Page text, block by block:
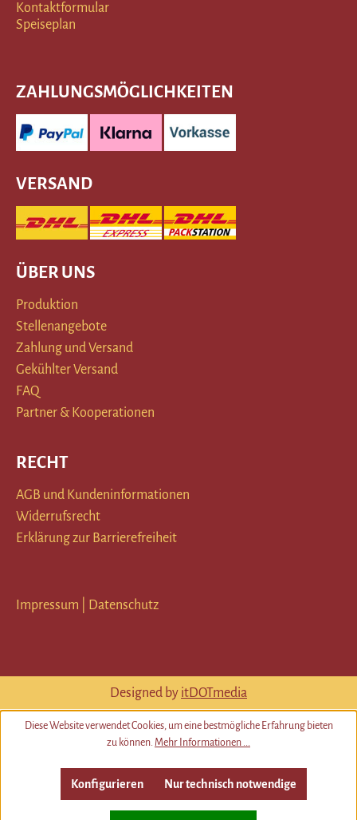
Kontaktformular
Speiseplan
ZAHLUNGSMÖGLICHKEITEN
VERSAND
ÜBER UNS
Produktion
Stellenangebote
Zahlung und Versand
Gekühlter Versand
FAQ
Partner & Kooperationen
RECHT
AGB und Kundeninformationen
Widerrufsrecht
Erklärung zur Barrierefreiheit
Impressum Datenschutz
Designed by itDOTmedia
Diese Website verwendet Cookies, um eine bestmögliche Erfahrung bieten
zu können. Mehr Informationen ...
Nur technisch notwendige
Konfigurieren